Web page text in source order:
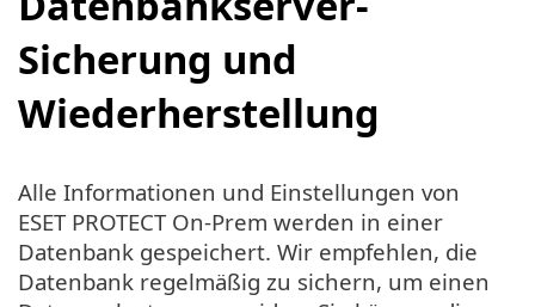
Sicherung und
Wiederherstellung
Alle Informationen und Einstellungen von
ESET PROTECT On-Prem werden in einer
Datenbank gespeichert. Wir empfehlen, die
Datenbank regelmäßig zu sichern, um einen